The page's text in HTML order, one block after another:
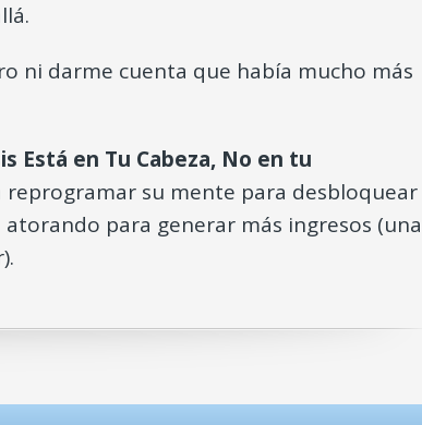
ni darme cuenta que había mucho más
Está en Tu Cabeza, No en tu
reprogramar su mente para desbloquear
para generar más ingresos (una